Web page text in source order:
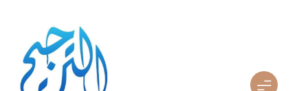
content